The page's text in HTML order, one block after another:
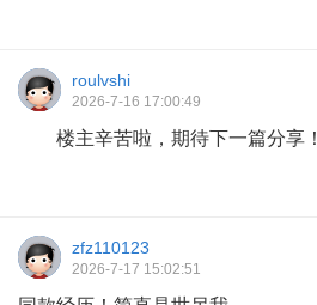
roulvshi
2026-7-16 17:00:49
楼主辛苦啦，期待下一篇分享！
zfz110123
2026-7-17 15:02:51